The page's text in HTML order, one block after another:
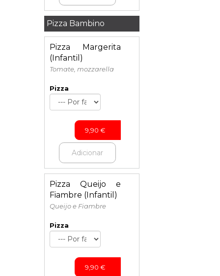
Pizza Bambino
Pizza Margerita
(Infantil)
Tomate, mozzarella
Pizza
9,90 €
Adicionar
Pizza Queijo e
Fiambre (Infantil)
Queijo e Fiambre
Pizza
9,90 €